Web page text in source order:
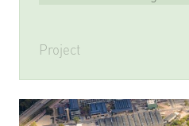
Project